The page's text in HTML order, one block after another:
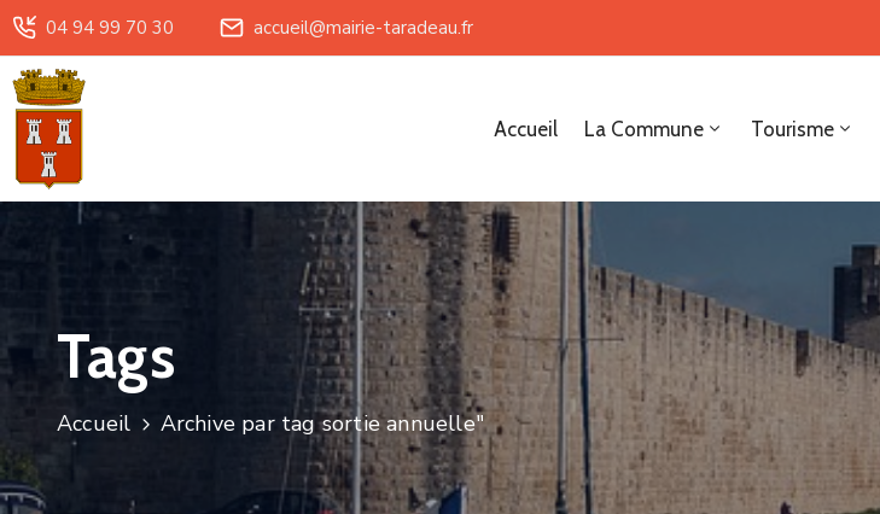
04 94 99 70 30 accueil@mairie-taradeau.fr
Accueil La Commune Tourisme
Tags
Accueil Archive par tag sortie annuelle"